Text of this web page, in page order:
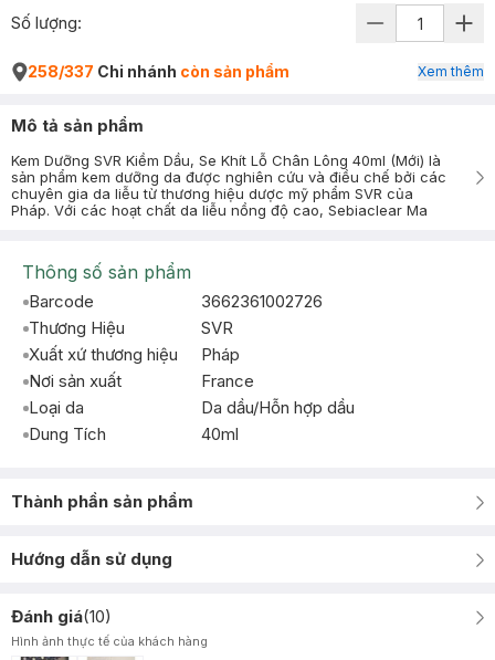
Số lượng:
258/337 Chi nhánh còn sản phẩm Xem thêm
Mô tả sản phẩm
Kem Dưỡng SVR Kiềm Dầu, Se Khít Lỗ Chân Lông 40ml (Mới) là
sản phẩm kem dưỡng da được nghiên cứu và điều chế bởi các
chuyên gia da liễu từ thương hiệu dược mỹ phẩm SVR của
Pháp. Với các hoạt chất da liễu nồng độ cao, Sebiaclear Ma
Thông số sản phẩm
Barcode
3662361002726
Thương Hiệu
SVR
Xuất xứ thương hiệu
Pháp
Nơi sản xuất
France
Loại da
Da dầu/Hỗn hợp dầu
Dung Tích
40ml
Thành phần sản phẩm
Hướng dẫn sử dụng
Đánh giá(10)
Hình ảnh thực tế của khách hàng